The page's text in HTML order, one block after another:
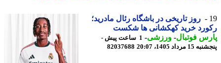
روز تاریخی در باشگاه رئال مادرید؛
خرید کهکشانی ها شکست
فوتبال-ورزشی-
1 ساعت پیش -
1405، 20:07
82037688